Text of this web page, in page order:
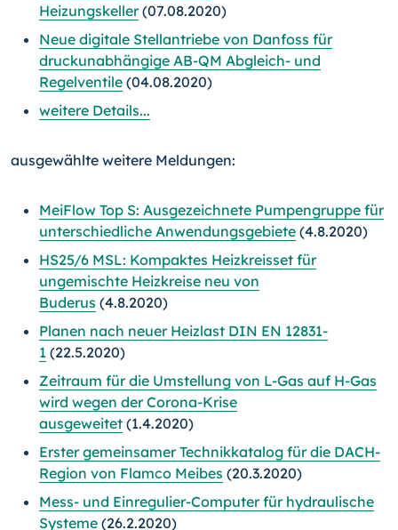
Heizungskeller(07.08.2020)
Neue digitale Stellantriebe von Danfoss für
druckunabhängige AB-QM Abgleich- und
Regelventile (04.08.2020)
weitere Details...
ausgewählte weitere Meldungen:
MeiFlow Top S: Ausgezeichnete Pumpengruppe für
unterschiedliche Anwendungsgebiete (4.8.2020)
HS25/6 MSL: Kompaktes Heizkreisset für
ungemischte Heizkreise neu von
Buderus (4.8.2020)
Planen nach neuer Heizlast DIN EN 12831-
1 (22.5.2020)
Zeitraum für die Umstellung von L-Gas auf H-Gas
wird wegen der Corona-Krise
ausgeweitet (1.4.2020)
Erster gemeinsamer Technikkatalog für die DACH-
Region von Flamco Meibes (20.3.2020)
Mess- und Einregulier-Computer für hydraulische
Systeme (26.2.2020)